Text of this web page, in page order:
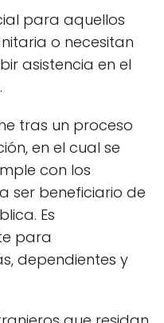
para aquellos
o necesitan
asistencia en el
tras un proceso
en el cual se
con los
ser beneficiario de
Es
para
dependientes y